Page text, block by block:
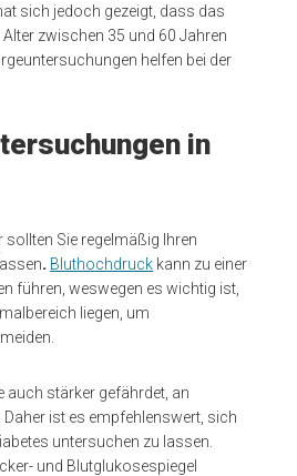
sich jedoch gezeigt, dass das
zwischen 35 und 60 Jahren
helfen bei der
in
sollten Sie regelmäßig Ihren
. Bluthochdruck kann zu einer
führen, weswegen es wichtig ist,
liegen, um
auch stärker gefährdet, an
Daher ist es empfehlenswert, sich
untersuchen zu lassen.
und Blutglukosespiegel